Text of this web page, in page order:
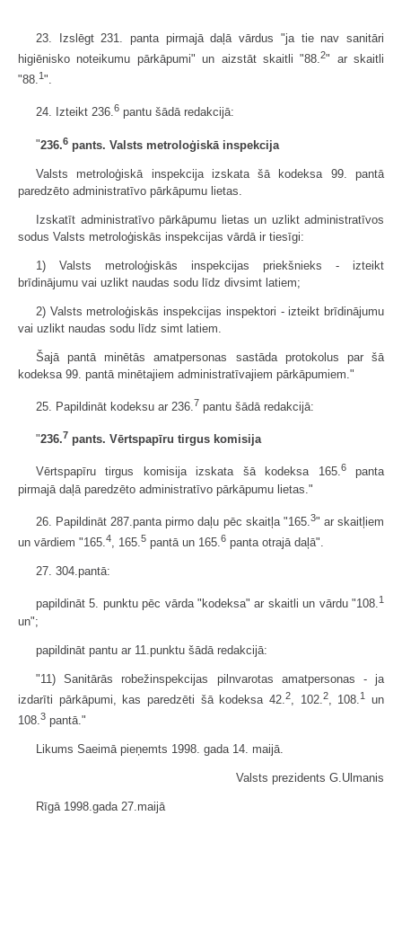
23. Izslēgt 231. panta pirmajā daļā vārdus "ja tie nav sanitāri
higiēnisko noteikumu pārkāpumi" un aizstāt skaitli "88.2" ar skaitli
"88.1".
24. Izteikt 236.6 pantu šādā redakcijā:
"236.6 pants. Valsts metroloģiskā inspekcija
Valsts metroloģiskā inspekcija izskata šā kodeksa 99. pantā
paredzēto administratīvo pārkāpumu lietas.
Izskatīt administratīvo pārkāpumu lietas un uzlikt administratīvos
sodus Valsts metroloģiskās inspekcijas vārdā ir tiesīgi:
1) Valsts metroloģiskās inspekcijas priekšnieks - izteikt
brīdinājumu vai uzlikt naudas sodu līdz divsimt latiem;
2) Valsts metroloģiskās inspekcijas inspektori - izteikt brīdinājumu
vai uzlikt naudas sodu līdz simt latiem.
Šajā pantā minētās amatpersonas sastāda protokolus par šā
kodeksa 99. pantā minētajiem administratīvajiem pārkāpumiem."
25. Papildināt kodeksu ar 236.7 pantu šādā redakcijā:
"236.7 pants. Vērtspapīru tirgus komisija
Vērtspapīru tirgus komisija izskata šā kodeksa 165.6panta
pirmajā daļā paredzēto administratīvo pārkāpumu lietas."
26. Papildināt 287.panta pirmo daļu pēc skaitļa "165.3" ar skaitļiem
un vārdiem "165.4, 165.5 pantā un 165.6 panta otrajā daļā".
27. 304.pantā:
papildināt 5. punktu pēc vārda "kodeksa" ar skaitli un vārdu "108.1
un";
papildināt pantu ar 11.punktu šādā redakcijā:
"11) Sanitārās robežinspekcijas pilnvarotas amatpersonas - ja
izdarīti pārkāpumi, kas paredzēti šā kodeksa 42.2, 102.2, 108.1
un
108.3 pantā."
Likums Saeimā pieņemts 1998. gada 14. maijā.
Valsts prezidents G.Ulmanis
Rīgā 1998.gada 27.maijā